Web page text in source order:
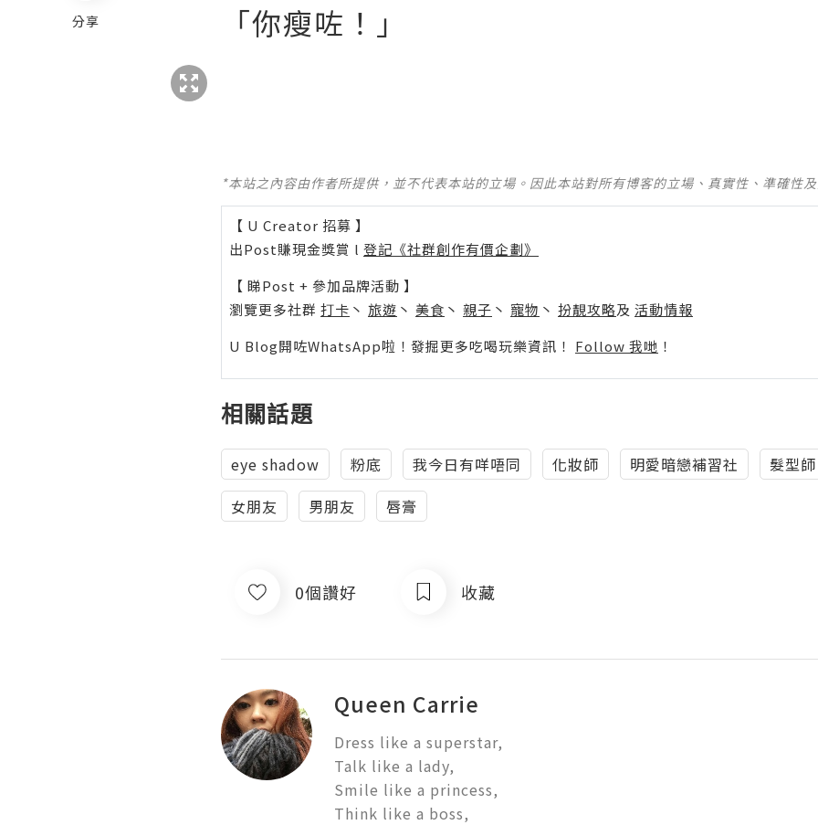
分享 「你瘦咗！」
*本站之內容由作者所提供，並不代表本站的立場。因此本站對所有博客的立場、真實性、準確性
【 U Creator 招募 】
出Post賺現金獎賞 l 登記《社群創作有價企劃》
【 睇Post + 參加品牌活動 】
瀏覽更多社群 打卡 丶 旅遊 丶 美食 丶 親子 丶 寵物 丶 扮靚攻略及 活動情報
U Blog開咗WhatsApp啦！發掘更多吃喝玩樂資訊！ Follow 我哋 ！
相關話題
eye shadow 粉底 我今日有咩唔同 化妝師 明愛暗戀補習社
髮型師
女朋友
男朋友 唇膏
0個讚好 收藏
Queen Carrie
Dress like a superstar,
Talk like a lady,
Smile like a princess,
Think like a boss,